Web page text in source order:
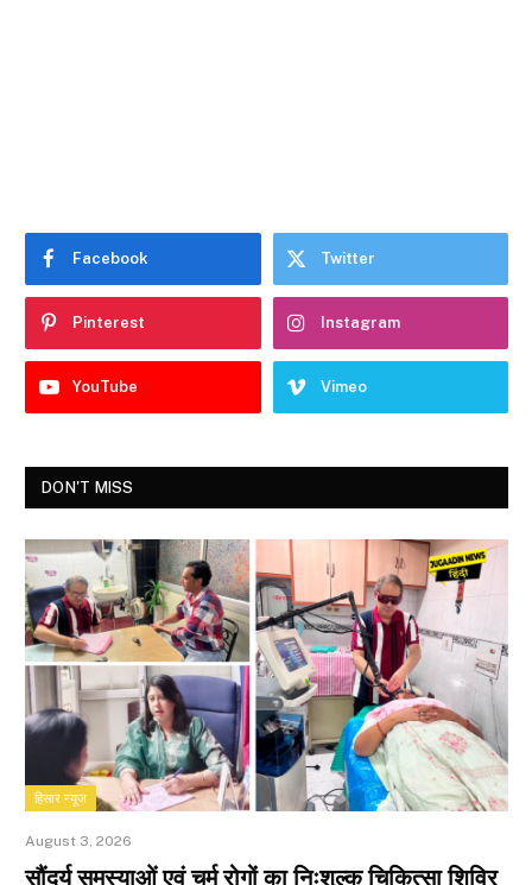
Facebook Twitter
Pinterest Instagram
YouTube Vimeo
DON'T MISS
हिसार न्यूज
August 3, 2026
सौंदर्य समस्याओं एवं चर्म रोगों का निःशुल्क चिकित्सा शिविर